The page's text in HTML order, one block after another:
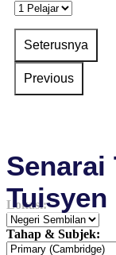
Senarai
Tuisyen
Lokasi:
Tahap & Subjek: